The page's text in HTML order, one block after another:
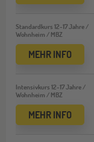
Standardkurs 12-17 Jahre /
Wohnheim / MBZ
MEHR INFO
Intensivkurs 12-17 Jahre /
Wohnheim / MBZ
MEHR INFO